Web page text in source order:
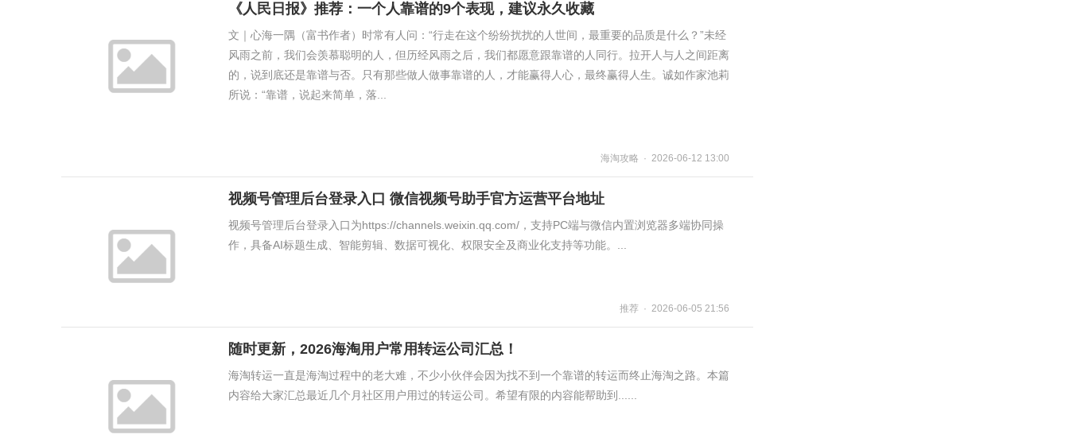
《人民日报》推荐：一个人靠谱的9个表现，建议永久收藏
文｜心海一隅（富书作者）时常有人问：“行走在这个纷纷扰扰的人世间，最重要的品质是什么？”未经
风雨之前，我们会羡慕聪明的人，但历经风雨之后，我们都愿意跟靠谱的人同行。拉开人与人之间距离
的，说到底还是靠谱与否。只有那些做人做事靠谱的人，才能赢得人心，最终赢得人生。诚如作家池莉
所说：“靠谱，说起来简单，落...
海淘攻略 · 2026-06-12 13:00
视频号管理后台登录入口 微信视频号助手官方运营平台地址
视频号管理后台登录入口为https://channels.weixin.qq.com/，支持PC端与微信内置浏览器多端协同操
作，具备AI标题生成、智能剪辑、数据可视化、权限安全及商业化支持等功能。...
推荐 · 2026-06-05 21:56
随时更新，2026海淘用户常用转运公司汇总！
海淘转运一直是海淘过程中的老大难，不少小伙伴会因为找不到一个靠谱的转运而终止海淘之路。本篇
内容给大家汇总最近几个月社区用户用过的转运公司。希望有限的内容能帮助到......